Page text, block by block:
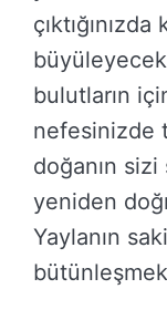
bulutların
nefesinizde
doğanın
yeniden
Yaylanın